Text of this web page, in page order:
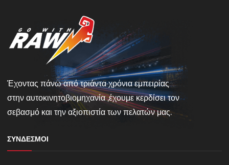
Έχοντας πάνω από τριάντα χρόνια εμπειρίας
στην αυτοκινητοβιομηχανία ,έχουμε κερδίσει τον
σεβασμό και την αξιοπιστία των πελατών μας.
ΣΎΝΔΕΣΜΟΙ